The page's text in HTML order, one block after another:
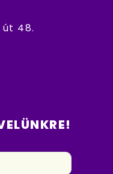
út 48.